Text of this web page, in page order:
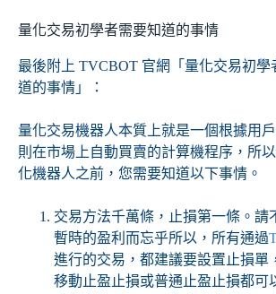
量化交易初學者需要知道的事情
最後附上 TVCBOT 官網「量化交易初學
道的事情」：
量化交易機器人本質上就是一個根據用
則在市場上自動買賣的計算機程序，所
化機器人之前，您需要知道以下事情。
交易方法千萬條，止損第一條。請
暫時的盈利而忘乎所以，所有通過
進行的交易，都建議要設置止損單
移動止盈止損或普通止盈止損都可